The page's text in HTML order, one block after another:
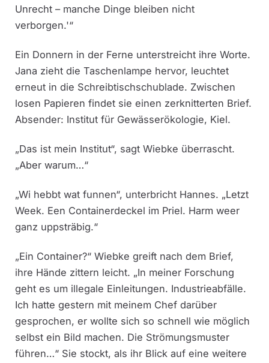
Unrecht – manche Dinge bleiben nicht
verborgen.'“
Ein Donnern in der Ferne unterstreicht ihre Worte.
Jana zieht die Taschenlampe hervor, leuchtet
erneut in die Schreibtischschublade. Zwischen
losen Papieren findet sie einen zerknitterten Brief.
Absender: Institut für Gewässerökologie, Kiel.
„Das ist mein Institut“, sagt Wiebke überrascht.
„Aber warum…“
„Wi hebbt wat funnen“, unterbricht Hannes. „Letzt
Week. Een Containerdeckel im Priel. Harm weer
ganz uppsträbig.“
„Ein Container?“ Wiebke greift nach dem Brief,
ihre Hände zittern leicht. „In meiner Forschung
geht es um illegale Einleitungen. Industrieabfälle.
Ich hatte gestern mit meinem Chef darüber
gesprochen, er wollte sich so schnell wie möglich
selbst ein Bild machen. Die Strömungsmuster
führen…“ Sie stockt, als ihr Blick auf eine weitere